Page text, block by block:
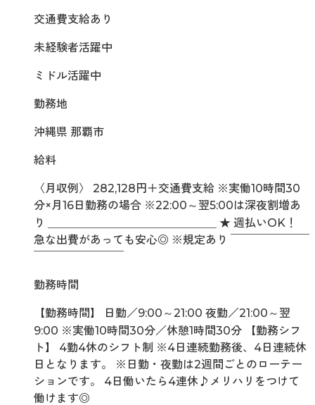
交通費支給あり
未経験者活躍中
ミドル活躍中
勤務地
沖縄県 那覇市
給料
〈月収例〉 282,128円＋交通費支給 ※実働10時間30
分×月16日勤務の場合 ※22:00～翌5:00は深夜割増あ
り ＿＿＿＿＿＿＿＿＿＿＿＿＿＿＿ ★ 週払いOK！
急な出費があっても安心◎ ※規定あり ￣￣￣￣￣￣￣
勤務時間
【勤務時間】 日勤／9:00～21:00 夜勤／21:00～翌
9:00 ※実働10時間30分／休憩1時間30分 【勤務シフ
ト】 4勤4休のシフト制 ※4日連続勤務後、4日連続休
日となります。 ※日勤・夜勤は2週間ごとのローテー
ションです。 4日働いたら4連休♪メリハリをつけて
働けます◎